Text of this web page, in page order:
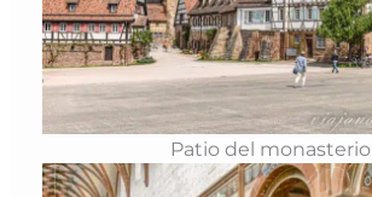
Patio del monasterio